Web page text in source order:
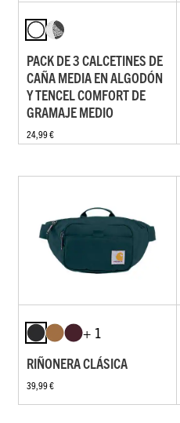
PACK DE 3 CALCETINES DE
CAÑA MEDIA EN ALGODÓN
Y TENCEL COMFORT DE
GRAMAJE MEDIO
24,99 €
+ 1
RIÑONERA CLÁSICA
39,99 €